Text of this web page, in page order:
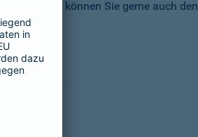
AG können Sie gerne auch den